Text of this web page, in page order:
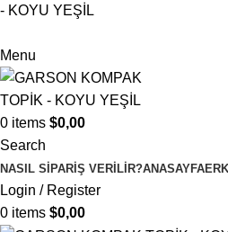
Menu
0 items $0,00
Search
NASIL SIPARIŞ VERILIR?ANASAYFA
Login / Register
0 items $0,00